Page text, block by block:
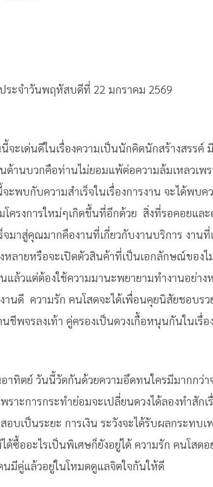
ระจำวันพฤหัสบดีที่ 22 มกราคม 2569
จะเด่นดีในเรื่องความเป็นนักคิดนักสร้างสรร
นด้านบวกคือท่านไม่ยอมแพ้ต่อความล้มเหลวเ
ะพบกับความสำเร็จในเรื่องการงาน จะได้พบ
โครงการใหม่ๆเกิดขึ้นที่อีกด้วย สิ่งที่รอคอยแล
จมาสู่คุณมากคืองานที่เกี่ยวกับงานบริการ งาน
ลายหรือจะเปิดตัวสินค้าที่เป็นเอกลักษณ์ของไ
แล้วแต่ต้องใช้ความมานะพยายามทำงานอย่า
านดี ความรัก คนโสดจะได้เพื่อนคุยนิสัยชอบ
ชีพจรลงเท้า คู่ครองเป็นดวงเกื้อหนุนกันในเรื่อ
าทิตย์ วันนี้วัดกันด้วยความอึดทนใครมีมากกว่
ราะการกระทำย่อมจะเปลี่ยนดวงได้ลองทำสัก
อบเป็นระยะ การเงิน ระวังจะได้รับผลกระทบ
ด้ซื้ออะไรเป็นพิเศษก็ยังอยู่ได้ ความรัก คนโสดอ
นมีคู่แล้วอยู่ในโหมดดูแลจิตใจกันให้ดี